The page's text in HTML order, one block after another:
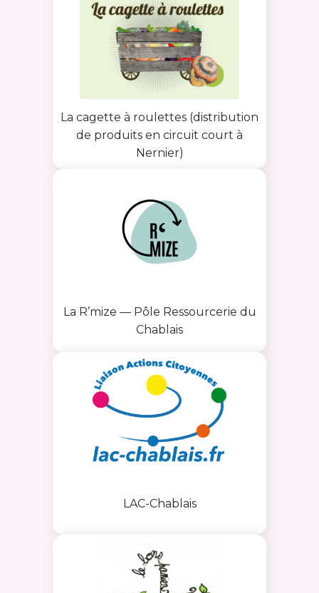
La cagette à roulettes (distribution
de produits en circuit court à
Nernier)
La R’mize — Pôle Ressourcerie du
Chablais
LAC-Chablais